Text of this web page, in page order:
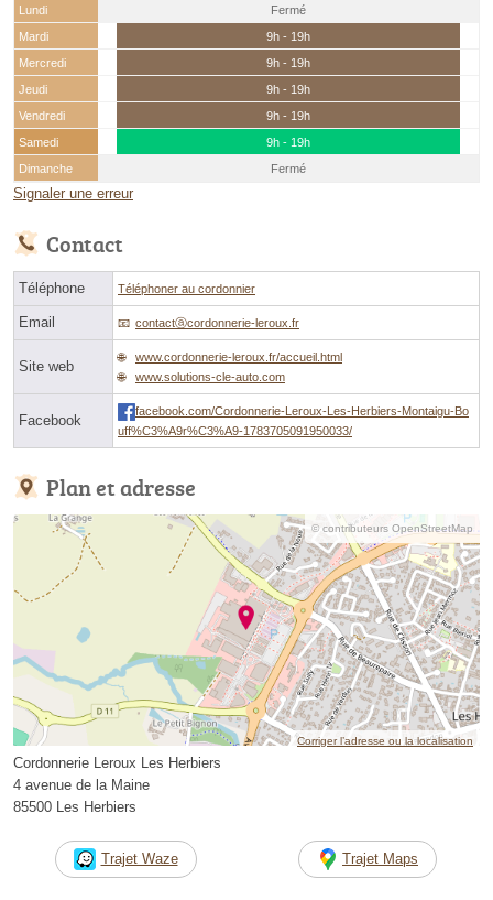
Lundi
Fermé
Mardi
9h - 19h
Mercredi
9h - 19h
Jeudi
9h - 19h
Vendredi
9h - 19h
Samedi
9h - 19h
Dimanche
Fermé
Signaler une erreur
Contact
Téléphone Téléphoner au cordonnier
Email contactⓐcordonnerie-leroux.fr
Site web
www.cordonnerie-leroux.fr/accueil.html
www.solutions-cle-auto.com
Facebook
facebook.com/Cordonnerie-Leroux-Les-Herbiers-Montaigu-Bo
uff%C3%A9r%C3%A9-1783705091950033/
Plan et adresse
© contributeurs OpenStreetMap
Corriger l’adresse ou la localisation
Cordonnerie Leroux Les Herbiers
4 avenue de la Maine
85500 Les Herbiers
Trajet Waze Trajet Maps